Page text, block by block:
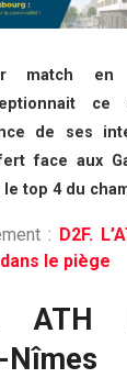
match en
ce
de ses
face aux
le top 4 du
: D2F.
le piège
ATH
Nîmes